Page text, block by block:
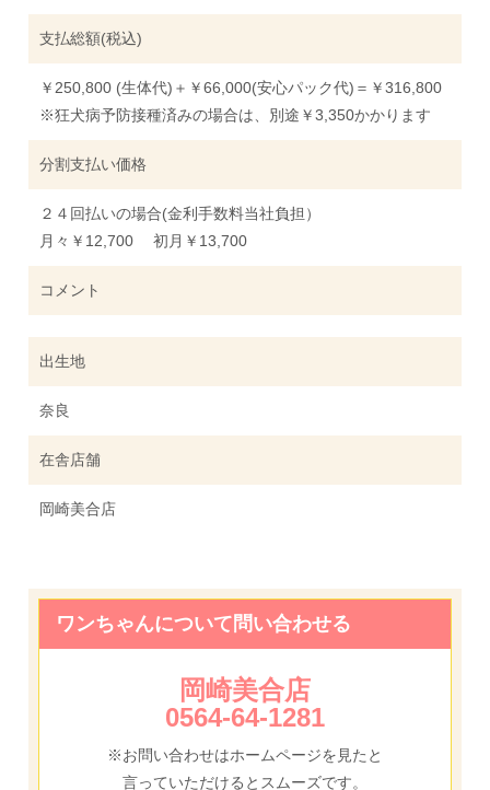
支払総額(税込)
￥250,800 (生体代)＋￥66,000(安心パック代)＝￥316,800
※狂犬病予防接種済みの場合は、別途￥3,350かかります
分割支払い価格
２４回払いの場合(金利手数料当社負担）
月々￥12,700 初月￥13,700
コメント
出生地
奈良
在舎店舗
岡崎美合店
ワンちゃんについて問い合わせる
岡崎美合店
0564-64-1281
※お問い合わせはホームページを見たと
言っていただけるとスムーズです。